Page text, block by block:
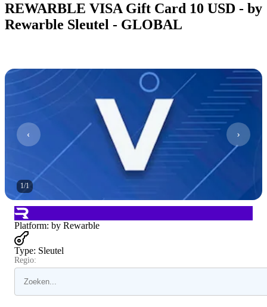
REWARBLE VISA Gift Card 10 USD - by
Rewarble Sleutel - GLOBAL
1/1
Platform: by Rewarble
Type: Sleutel
Regio: